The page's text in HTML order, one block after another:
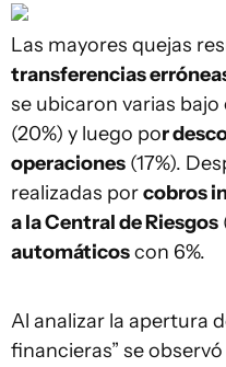
Las mayores quejas
transferencias
se ubicaron varias bajo
(20%) y luego por
operaciones (17%).
realizadas porcobros
a la Central de Riesgos
automáticoscon 6%.
Al analizar la apertura
financieras” se